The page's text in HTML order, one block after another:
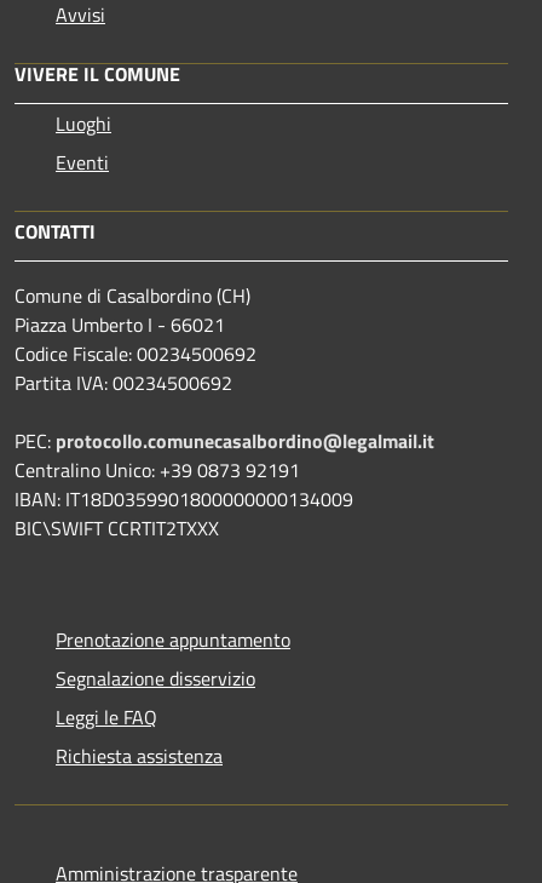
Avvisi
VIVERE IL COMUNE
Luoghi
Eventi
CONTATTI
Comune di Casalbordino (CH)
Piazza Umberto I - 66021
Codice Fiscale: 00234500692
Partita IVA: 00234500692
PEC: protocollo.comunecasalbordino@legalmail.it
Centralino Unico: +39 0873 92191
IBAN: IT18D0359901800000000134009
BIC\SWIFT CCRTIT2TXXX
Prenotazione appuntamento
Segnalazione disservizio
Leggi le FAQ
Richiesta assistenza
Amministrazione trasparente